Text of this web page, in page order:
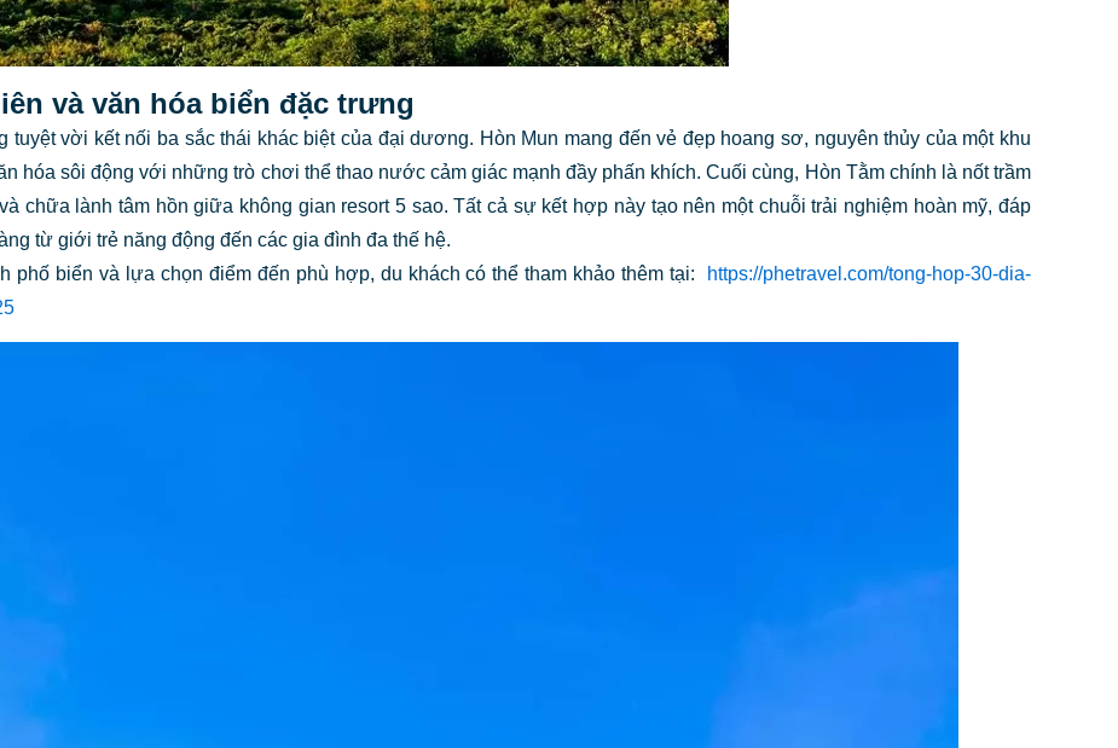
và văn hóa biển đặc trưng
tuyệt vời kết nối ba sắc thái khác biệt của đại dương. Hòn Mun mang đến vẻ đẹp hoang sơ, nguyên thủy của một khu
hóa sôi động với những trò chơi thể thao nước cảm giác mạnh đầy phấn khích. Cuối cùng, Hòn Tằm chính là nốt trầm
chữa lành tâm hồn giữa không gian resort 5 sao. Tất cả sự kết hợp này tạo nên một chuỗi trải nghiệm hoàn mỹ, đáp
từ giới trẻ năng động đến các gia đình đa thế hệ.
phố biển và lựa chọn điểm đến phù hợp, du khách có thể tham khảo thêm tại:
https://phetravel.com/tong-hop-30-dia-